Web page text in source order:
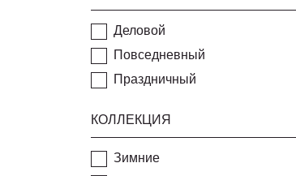
Деловой
Повседневный
Праздничный
КОЛЛЕКЦИЯ
Зимние